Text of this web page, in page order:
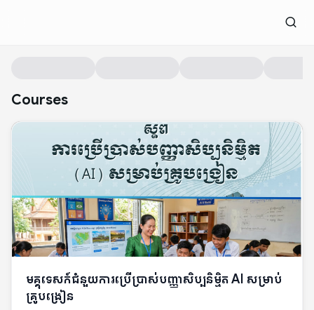
Courses
មគ្គុទេសក៍ជំនួយការប្រើប្រាស់បញ្ញាសិប្បនិម្មិត AI សម្រាប់
គ្រូបង្រៀន